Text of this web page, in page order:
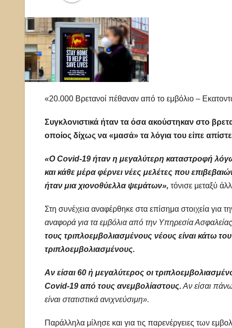
«20.000 Βρετανοί πέθαναν από το εμβόλιο –
Συγκλονιστικά ήταν τα όσα ακούστηκαν στο
οποίος δίχως να «μασά» τα λόγια του είπε
«Ο Covid-19 ήταν η μεγαλύτερη καταστροφή λόγω
και κάθε μέρα φέρνει νέες μελέτες που
ήταν μια χιονοθύελλα ψεμάτων», τόνισε μεταξύ
Στη συνέχεια αναφέρθηκε στα επίσημα στοιχεία για
αναφορά για τα εμβόλια από την Υπηρεσία
τους τριπλοεμβολιασμένους νέους είναι κάτω
τριπλοεμβολιασμένους.
Αν είσαι 60 ή μεγαλύτερος οι
Covid-19 από τους ανεμβολίαστους.Αν είσαι
είναι στατιστικά ανιχνεύσιμη».
Παράλληλα μίλησε και για τις παρενέργειες των